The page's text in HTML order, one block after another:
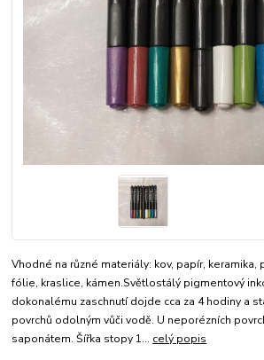
Vhodné na různé materiály: kov, papír,
fólie, kraslice, kámen.Světlostálý pigmentový
dokonalému zaschnutí dojde cca za 4 hodiny a
povrchů odolným vůči vodě. U neporézních
saponátem. Šířka stopy 1... celý popis